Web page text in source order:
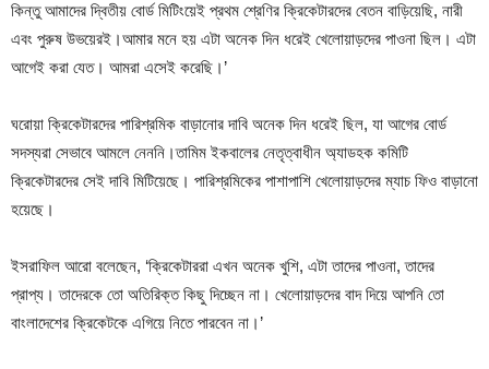
কিন্তু আমাদের দ্বিতীয় বোর্ড মিটিংয়েই প্রথম শ্রেণির ক্রিকেটারদের বেতন বাড়িয়েছি, নারী
এবং পুরুষ উভয়েরই।আমার মনে হয় এটা অনেক দিন ধরেই খেলোয়াড়দের পাওনা ছিল। এটা
আগেই করা যেত। আমরা এসেই করেছি।’
ঘরোয়া ক্রিকেটারদের পারিশ্রমিক বাড়ানোর দাবি অনেক দিন ধরেই ছিল, যা আগের বোর্ড
সদস্যরা সেভাবে আমলে নেননি।তামিম ইকবালের নেতৃত্বাধীন অ্যাডহক কমিটি
ক্রিকেটারদের সেই দাবি মিটিয়েছে। পারিশ্রমিকের পাশাপাশি খেলোয়াড়দের ম্যাচ ফিও বাড়ানো
হয়েছে।
ইসরাফিল আরো বলেছেন, ‘ক্রিকেটাররা এখন অনেক খুশি, এটা তাদের পাওনা, তাদের
প্রাপ্য। তাদেরকে তো অতিরিক্ত কিছু দিচ্ছেন না। খেলোয়াড়দের বাদ দিয়ে আপনি তো
বাংলাদেশের ক্রিকেটকে এগিয়ে নিতে পারবেন না।’